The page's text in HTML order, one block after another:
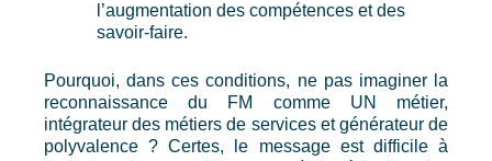
l’augmentation des compétences et des
savoir-faire.
Pourquoi, dans ces conditions, ne pas imaginer la
reconnaissance du FM comme UN métier,
intégrateur des métiers de services et générateur de
polyvalence ? Certes, le message est difficile à